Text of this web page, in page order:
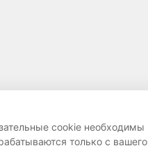
cookie необходимы
только с вашего